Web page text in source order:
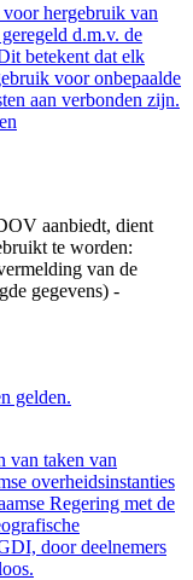
hergebruik van
d.m.v. de
betekent dat elk
voor onbepaalde
aan verbonden zijn.
aanbiedt, dient
te worden:
van de
gegevens) -
gelden.
van taken van
overheidsinstanties
Regering met de
door deelnemers